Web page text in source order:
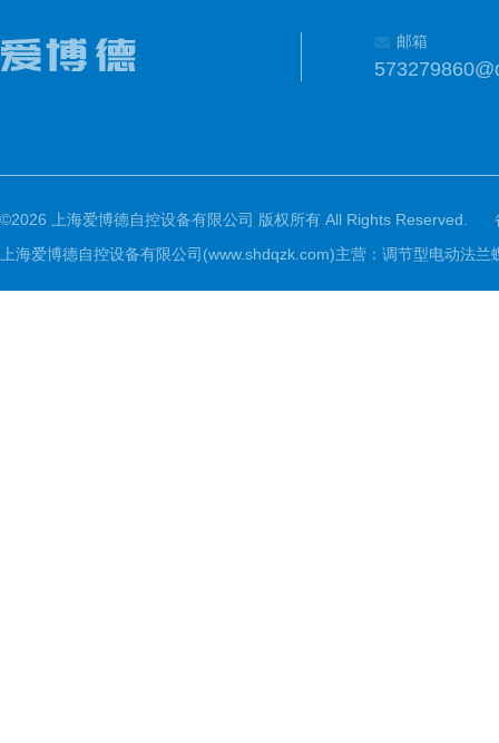
邮箱
©2026 上海爱博德自控设备有限公司 版权所有 All Rights Reserved.
上海爱博德自控设备有限公司(www.shdqzk.com)主营：调节型电动法